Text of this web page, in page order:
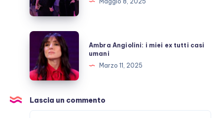
Kylie
Jenner
sul
carpet
in
Italia
Ambra
Angiolini:
miei
ex
tutti
casi
Ambra Angiolini: i miei ex tutti casi
umani
Marzo 11, 2025
Lascia un commento